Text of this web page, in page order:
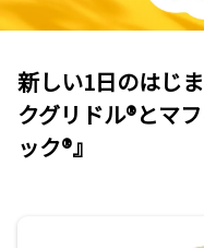
新しい1日のはじ
クグリドル®とマ
ック®』